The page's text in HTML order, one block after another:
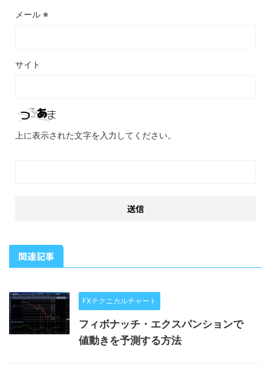
メール ※
サイト
上に表示された文字を入力してください。
関連記事
FXテクニカルチャート
フィボナッチ・エクスパンションで
値動きを予測する方法